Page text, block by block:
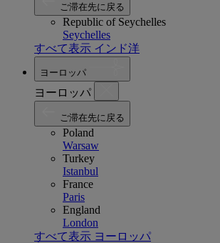
ご滞在先に戻る
Republic of Seychelles
Seychelles
すべて表示 インド洋
ヨーロッパ
ヨーロッパ
ご滞在先に戻る
Poland
Warsaw
Turkey
Istanbul
France
Paris
England
London
すべて表示 ヨーロッパ